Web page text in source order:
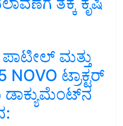
ಮತ್ತು
ಟ್ರಾಕ್ಟರ್
ಡಾಕ್ಯುಮೆಂಟ್‌ನ